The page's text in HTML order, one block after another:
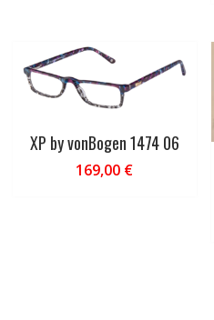
XP by vonBogen 1474 06
169,00 €